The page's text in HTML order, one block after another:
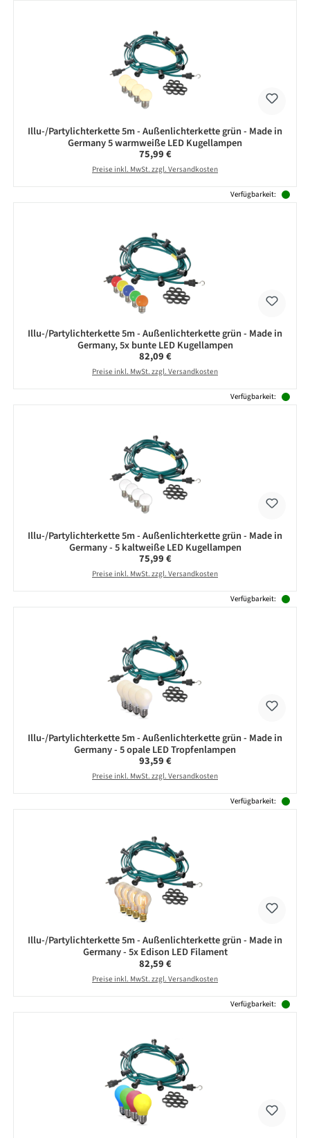
Illu-/Partylichterkette 5m - Außenlichterkette grün - Made in
Germany 5 warmweiße LED Kugellampen
Regulärer Preis:
75,99 €
Preise inkl. MwSt. zzgl. Versandkosten
Verfügbarkeit:
Illu-/Partylichterkette 5m - Außenlichterkette grün - Made in
Germany, 5x bunte LED Kugellampen
Regulärer Preis:
82,09 €
Preise inkl. MwSt. zzgl. Versandkosten
Verfügbarkeit:
Illu-/Partylichterkette 5m - Außenlichterkette grün - Made in
Germany - 5 kaltweiße LED Kugellampen
Regulärer Preis:
75,99 €
Preise inkl. MwSt. zzgl. Versandkosten
Verfügbarkeit:
Illu-/Partylichterkette 5m - Außenlichterkette grün - Made in
Germany - 5 opale LED Tropfenlampen
Regulärer Preis:
93,59 €
Preise inkl. MwSt. zzgl. Versandkosten
Verfügbarkeit:
Illu-/Partylichterkette 5m - Außenlichterkette grün - Made in
Germany - 5x Edison LED Filament
Regulärer Preis:
82,59 €
Preise inkl. MwSt. zzgl. Versandkosten
Verfügbarkeit: